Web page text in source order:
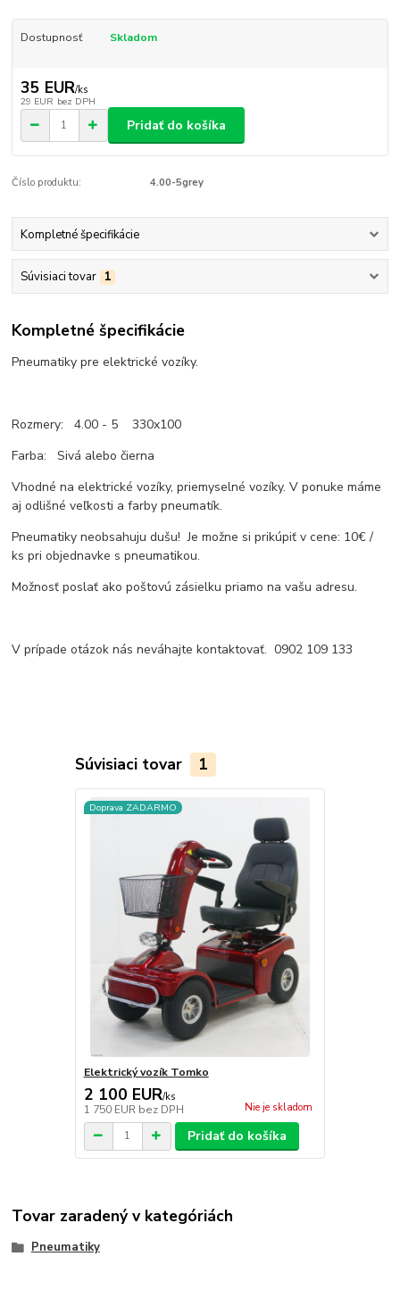
Dostupnosť Skladom
35 EUR/ks
29 EUR bez DPH
Pridať do košíka
Číslo produktu: 4.00-5grey
Kompletné špecifikácie
Súvisiaci tovar 1
Kompletné špecifikácie
Pneumatiky pre elektrické vozíky.
Rozmery: 4.00 - 5 330x100
Farba: Sivá alebo čierna
Vhodné na elektrické vozíky, priemyselné vozíky. V ponuke máme
aj odlišné veľkosti a farby pneumatík.
Pneumatiky neobsahuju dušu! Je možne si prikúpiť v cene: 10€ /
ks pri objednavke s pneumatikou.
Možnosť poslať ako poštovú zásielku priamo na vašu adresu.
V prípade otázok nás neváhajte kontaktovať. 0902 109 133
Súvisiaci tovar 1
Doprava ZADARMO
Elektrický vozík Tomko
2 100 EUR/ks
1 750 EUR bez DPH Nie je skladom
Pridať do košíka
Tovar zaradený v kategóriách
Pneumatiky